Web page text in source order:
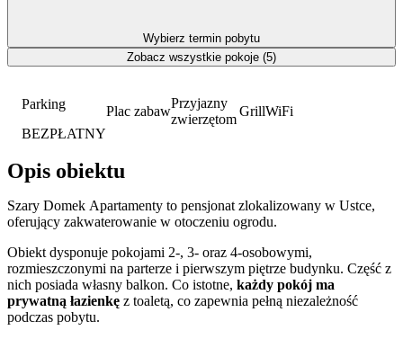
Parking
BEZPŁATNY
Plac zabaw
Przyjazny
zwierzętom
GrillWiFi
Opis obiektu
Szary Domek Apartamenty to pensjonat zlokalizowany w Ustce,
oferujący zakwaterowanie w otoczeniu ogrodu.
Obiekt dysponuje pokojami 2-, 3- oraz 4-osobowymi,
rozmieszczonymi na parterze i pierwszym piętrze budynku. Część z
nich posiada własny balkon. Co istotne, każdy pokój ma
prywatną łazienkę z toaletą, co zapewnia pełną niezależność
podczas pobytu.
Wybierz termin pobytu
Zobacz wszystkie pokoje (5)